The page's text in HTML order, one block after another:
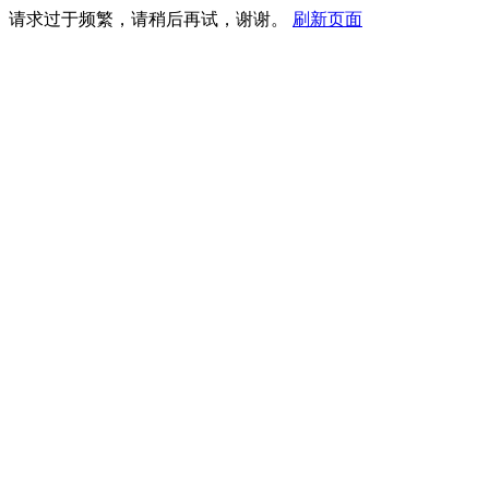
请求过于频繁，请稍后再试，谢谢。 刷新页面